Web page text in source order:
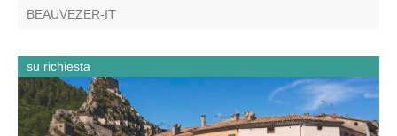
BEAUVEZER-IT
Découvrez Entrevaux, son cœur historique, ses remparts,
ses ruelles médiévales. La montée vers la citadelle par la
rampe fortifiée mène à un parcours sur l’architecture
su richiesta